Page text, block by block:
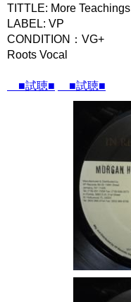
TITTLE: More Teachings
LABEL: VP
CONDITION：VG+
Roots Vocal
■試聴■ ■試聴■